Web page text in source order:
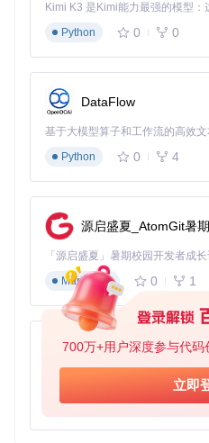
700万+用户深度参与代码
立即
自定义最佳分辨率。
突破帧率限制的运动预测技术
ps甚至更高。不同于简单的帧
运动轨迹，提前计算下一帧位
加流畅自然。
在技术实现层面，
Predictor.cpp分别处理角色和
通过分析游戏内部状态，构建
性的前提下，生成额外的中间
中的maxFPS参数，根据硬件
智能抗锯齿与画面增强
针对老游戏常见的锯齿问题，
保持性能的同时，能有效平滑
Python
0 0
DataFlow
基于大模型算子和工作流的高效
Python
0 4
源启盛夏_AtomGit暑
Markdown
0 1
py-xiaozhi
Python
0 1